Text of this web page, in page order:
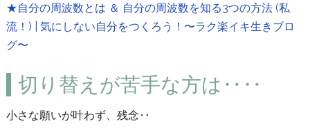
★自分の周波数とは ＆ 自分の周波数を知る3つの方法 (私
流！) | 気にしない自分をつくろう！〜ラク楽イキ生きブロ
グ〜
切り替えが苦手な方は‥‥
小さな願いが叶わず、残念‥